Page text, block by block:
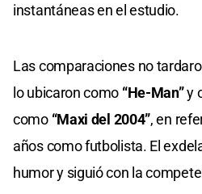
instantáneas en el estudio.
Las comparaciones no
lo ubicaron como “He-Man”y
como“Maxi del 2004”, en
años como futbolista. El
humor y siguió con la